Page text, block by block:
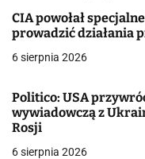
a
c
a
w
CIA powołał
prowadzić działania
6 sierpnia 2026
Politico: USA
wywiadowczą z
Rosji
6 sierpnia 2026